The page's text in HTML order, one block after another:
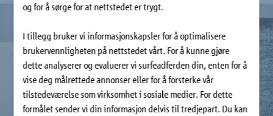
og for å sørge for at nettstedet er trygt.
I tillegg bruker vi informasjonskapsler for å optimalisere
brukervennligheten på nettstedet vårt. For å kunne gjøre
dette analyserer og evaluerer vi surfeadferden din, enten for å
vise deg målrettede annonser eller for å forsterke vår
tilstedeværelse som virksomhet i sosiale medier. For dette
formålet sender vi din informasjon delvis til tredjepart. Du kan
Bedrift
Kontakt